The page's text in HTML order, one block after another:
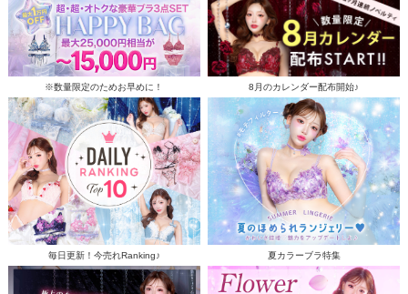
※数量限定のためお早めに！ 8月のカレンダー配布開始♪
毎日更新！今売れRanking♪ 夏カラーブラ特集